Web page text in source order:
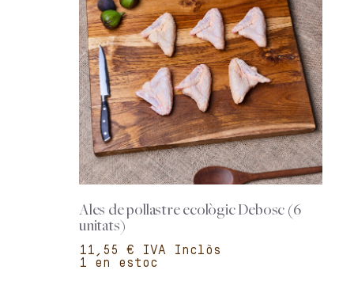
Ales de pollastre ecològic Debosc (6
unitats)
€
1 en estoc